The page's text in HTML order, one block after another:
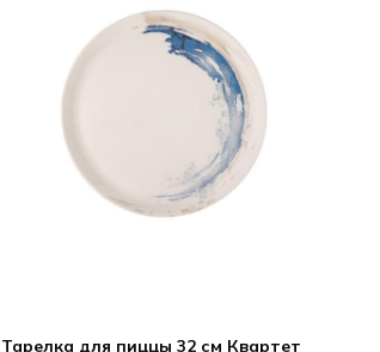
Тарелка для пиццы 32 см Квартет